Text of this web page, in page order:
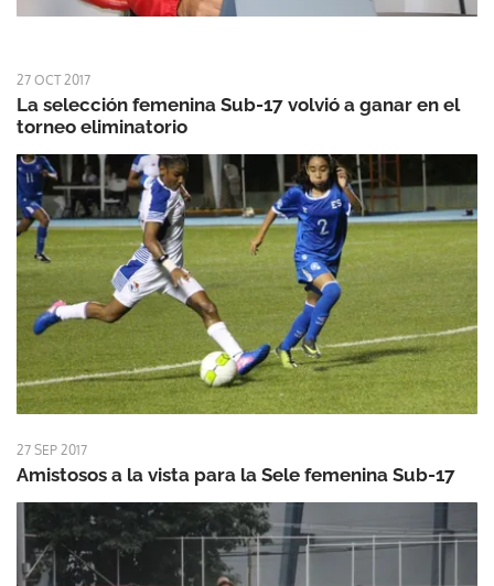
27 OCT 2017
La selección femenina Sub-17 volvió a ganar en el
torneo eliminatorio
27 SEP 2017
Amistosos a la vista para la Sele femenina Sub-17